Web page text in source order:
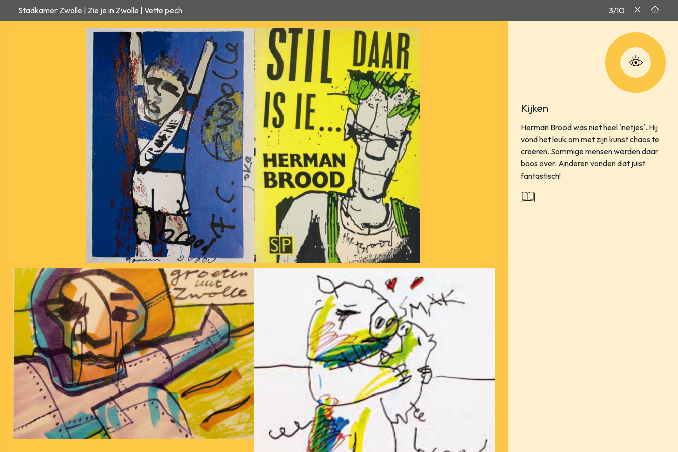
Stadkamer Zwolle | Zie je in Zwolle | Vette pech 3/10
Kijken
Herman Brood was niet heel 'netjes'. Hij
vond het leuk om met zijn kunst chaos te
creëren. Sommige mensen werden daar
boos over. Anderen vonden dat juist
fantastisch!